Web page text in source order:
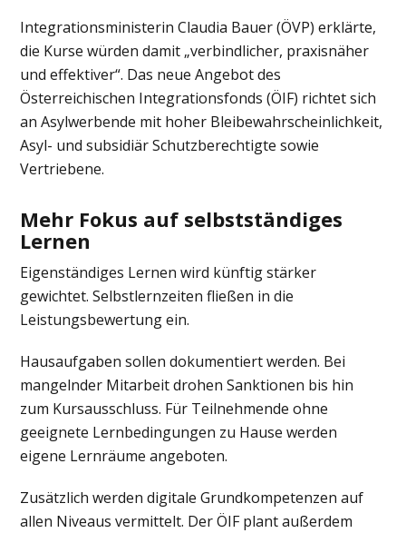
Integrationsministerin Claudia Bauer (ÖVP) erklärte,
die Kurse würden damit „verbindlicher, praxisnäher
und effektiver“. Das neue Angebot des
Österreichischen Integrationsfonds (ÖIF) richtet sich
an Asylwerbende mit hoher Bleibewahrscheinlichkeit,
Asyl- und subsidiär Schutzberechtigte sowie
Vertriebene.
Mehr Fokus auf selbstständiges
Lernen
Eigenständiges Lernen wird künftig stärker
gewichtet. Selbstlernzeiten fließen in die
Leistungsbewertung ein.
Hausaufgaben sollen dokumentiert werden. Bei
mangelnder Mitarbeit drohen Sanktionen bis hin
zum Kursausschluss. Für Teilnehmende ohne
geeignete Lernbedingungen zu Hause werden
eigene Lernräume angeboten.
Zusätzlich werden digitale Grundkompetenzen auf
allen Niveaus vermittelt. Der ÖIF plant außerdem